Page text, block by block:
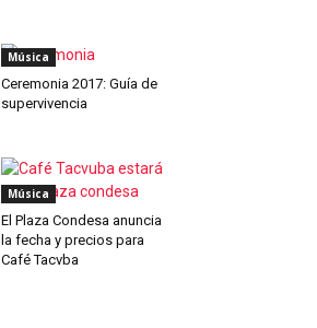
Música
Ceremonia 2017: Guía de
supervivencia
Música
El Plaza Condesa anuncia
la fecha y precios para
Café Tacvba